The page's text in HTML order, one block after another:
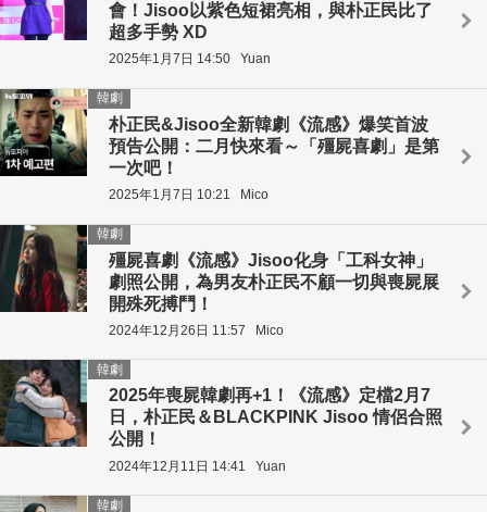
會！Jisoo以紫色短裙亮相，與朴正民比了
超多手勢 XD
2025年1月7日 14:50 Yuan
朴正民&Jisoo全新韓劇《流感》爆笑首波
預告公開：二月快來看～「殭屍喜劇」是第
一次吧！
韓劇
2025年1月7日 10:21 Mico
殭屍喜劇《流感》Jisoo化身「工科女神」
劇照公開，為男友朴正民不顧一切與喪屍展
開殊死搏鬥！
韓劇
2024年12月26日 11:57 Mico
2025年喪屍韓劇再+1！《流感》定檔2月7
日，朴正民＆BLACKPINK Jisoo 情侶合照
公開！
韓劇
2024年12月11日 14:41 Yuan
韓劇